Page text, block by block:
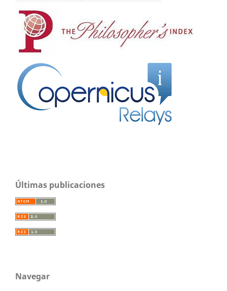
Últimas publicaciones
Navegar